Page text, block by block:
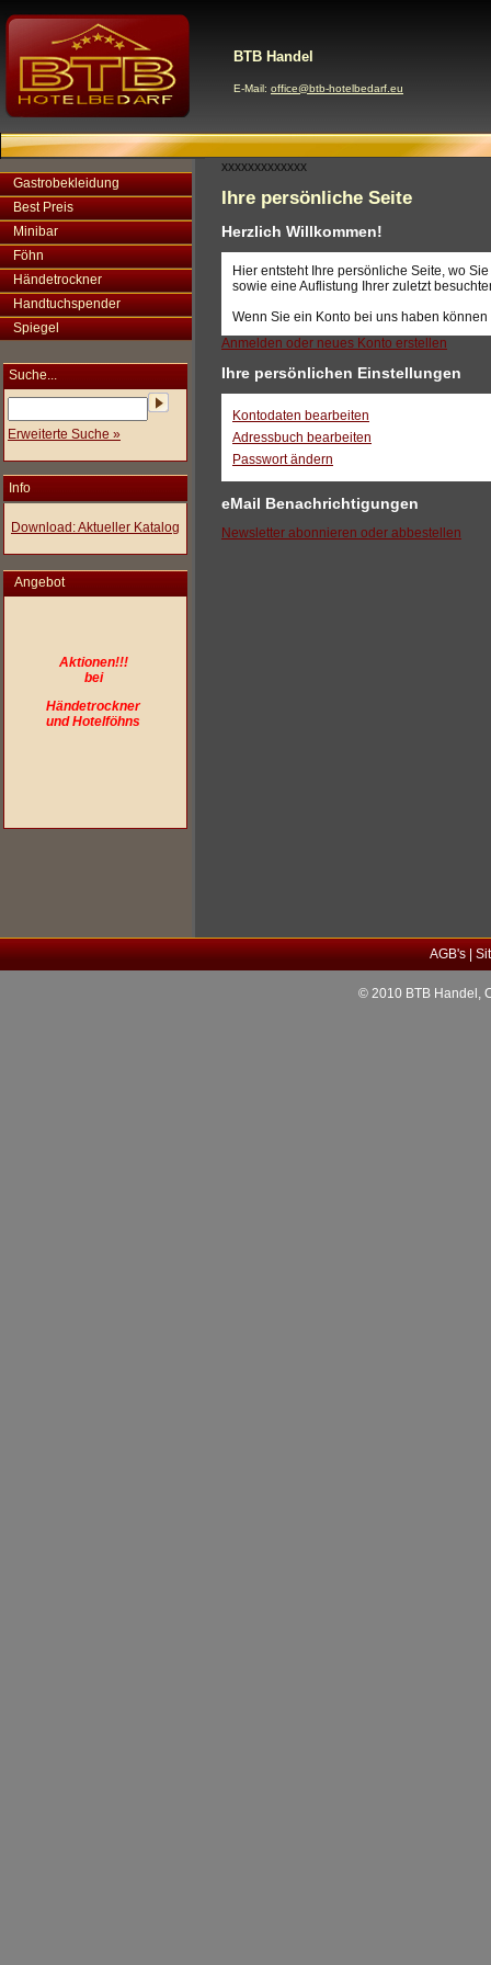
BTB Handel
E-Mail: office@btb-hotelbedarf.eu
Gastrobekleidung
Best Preis
Minibar
Föhn
Händetrockner
Handtuchspender
Spiegel
Suche...
Erweiterte Suche »
Info
Download: Aktueller Katalog
Angebot
Aktionen!!!
bei
Händetrockner
und Hotelföhns
xxxxxxxxxxxxx
Ihre persönliche Seite
Herzlich Willkommen!
Hier entsteht Ihre persönliche Seite, wo
sowie eine Auflistung Ihrer zuletzt
Wenn Sie ein Konto bei uns haben
Anmelden oder neues Konto erstellen
Ihre persönlichen Einstellungen
Kontodaten bearbeiten
Adressbuch bearbeiten
Passwort ändern
eMail Benachrichtigungen
Newsletter abonnieren oder abbestellen
AGB's|
© 2010 BTB Handel,